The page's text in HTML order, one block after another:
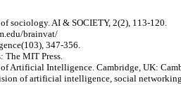
sociology. AI & SOCIETY, 2(2), 113-120.
brainvat/
347-356.
MIT Press.
Artificial Intelligence. Cambridge, UK:
of artificial intelligence, social